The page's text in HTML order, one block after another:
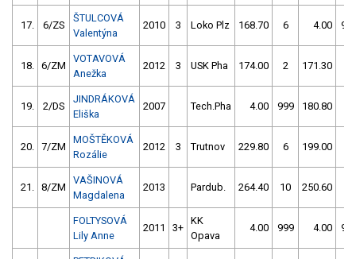
17. 6/ZS
ŠTULCOVÁ
Valentýna
2010 3 Loko Plz 168.70 6 4.00
18. 6/ZM
VOTAVOVÁ
Anežka
2012 3 USK Pha 174.00 2 171.30
19. 2/DS
JINDRÁKOVÁ
Eliška
2007 Tech.Pha 4.00 999 180.80
20. 7/ZM
MOŠTĚKOVÁ
Rozálie
2012 3 Trutnov 229.80 6 199.00
21. 8/ZM
VAŠINOVÁ
Magdalena
2013 Pardub. 264.40 10 250.60
FOLTYSOVÁ
Lily Anne
2011 3+
KK
Opava
4.00 999 4.00